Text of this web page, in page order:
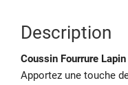
Description
Coussin Fourrure
Apportez une touche